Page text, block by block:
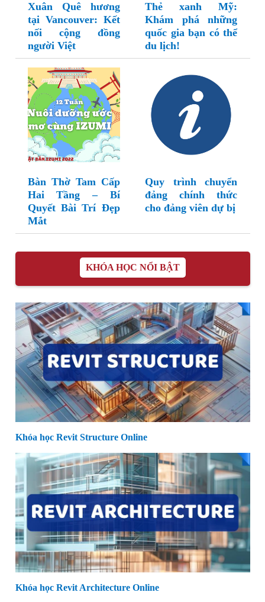
Xuân Quê hương
tại Vancouver: Kết
nối cộng đồng
người Việt
Thẻ xanh Mỹ:
Khám phá những
quốc gia bạn có thể
du lịch!
Bàn Thờ Tam Cấp
Hai Tầng – Bí
Quyết Bài Trí Đẹp
Mắt
Quy trình chuyển
đảng chính thức
cho đảng viên dự bị
KHÓA HỌC NỔI BẬT
Khóa học Revit Structure Online
Khóa học Revit Architecture Online